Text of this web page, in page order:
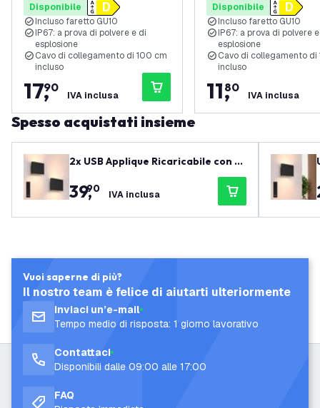
Disponibile
Incluso faretto GU10
IP67: a prova di polvere e di
esplosione
Cavo di collegamento di 100 cm
incluso
17,
90
IVA inclusa
Disponibile
Incluso faretto GU10
IP67: a prova di polvere
esplosione
Cavo di collegamento di
incluso
11,
80
IVA inclusa
Spesso acquistati insieme
2x USB Applique Ricaricabile con T
elecomando - Nero - Senza Fili - Di
mmerabile - 2700K - Batteria 440
0 mAh - Adatta per Interni ed Ester
ni - Ovale
39,
90 IVA inclusa
Vuoi saperne di più?
Il nostro team è felice di aiutarti ulteriormente
Inviaci un’e-mail
Tempo medio di risposta: 1 giorno lavorativo
Contattaci
Disponibili dalle 09:00 alle 17:00
FAQ